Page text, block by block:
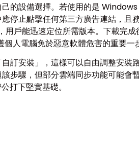
的設備選擇。若使用的是
停止點擊任何第三方廣告連結，且
戶能迅速定位所需版本。下載完
電腦免於惡意軟體危害的重要一
訂安裝」，這樣可以自由調整安裝
步驟，但部分雲端同步功能可能會
打下堅實基礎。